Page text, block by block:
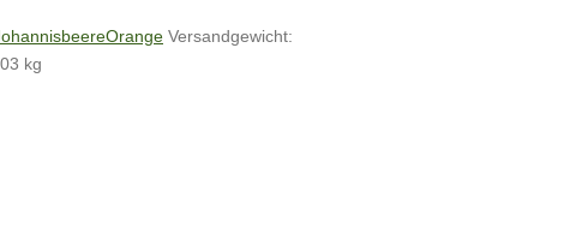
Orange Versandgewicht:
kg